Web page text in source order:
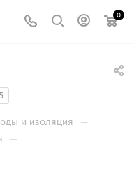
0
и изоляция —
—